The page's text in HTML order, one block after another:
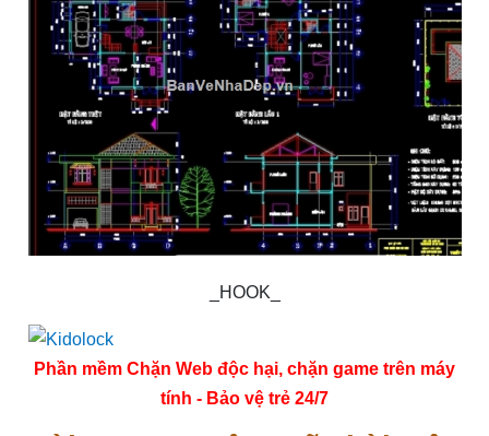
_HOOK_
Phần mềm Chặn Web độc hại, chặn game trên máy
tính - Bảo vệ trẻ 24/7